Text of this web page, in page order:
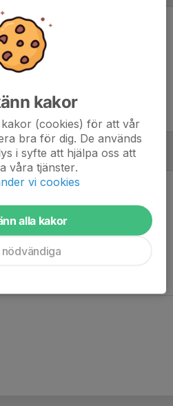
inlagd
inlagd
kakor
(cookies) för att vår
bra för dig. De används
i syfte att hjälpa oss att
våra tjänster.
vi cookies
alla kakor
nödvändiga